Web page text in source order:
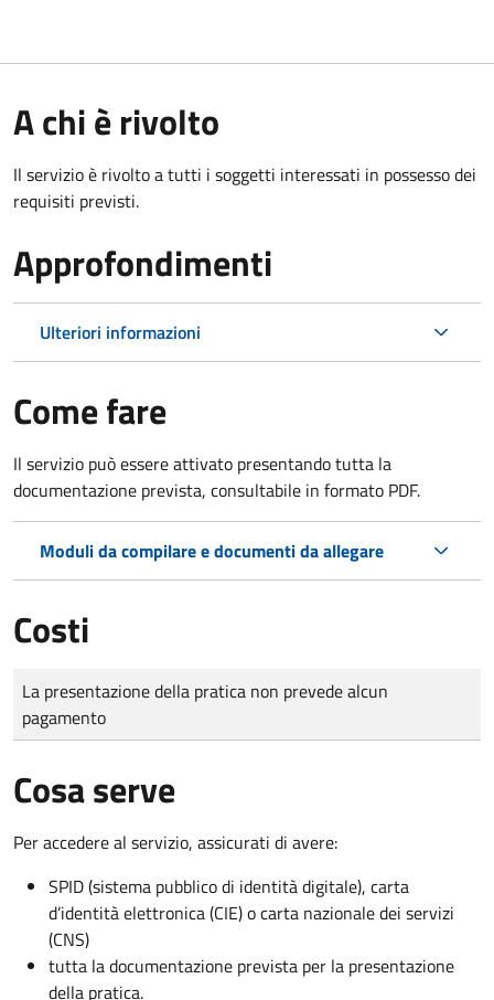
A chi è rivolto
Il servizio è rivolto a tutti i soggetti interessati in possesso dei
requisiti previsti.
Approfondimenti
Ulteriori informazioni
Come fare
Il servizio può essere attivato presentando tutta la
documentazione prevista, consultabile in formato PDF.
Moduli da compilare e documenti da allegare
Costi
Tipo di pagamento
Importo
La presentazione della pratica non prevede alcun
pagamento
Cosa serve
Per accedere al servizio, assicurati di avere:
SPID (sistema pubblico di identità digitale), carta
d’identità elettronica (CIE) o carta nazionale dei servizi
(CNS)
tutta la documentazione prevista per la presentazione
della pratica.